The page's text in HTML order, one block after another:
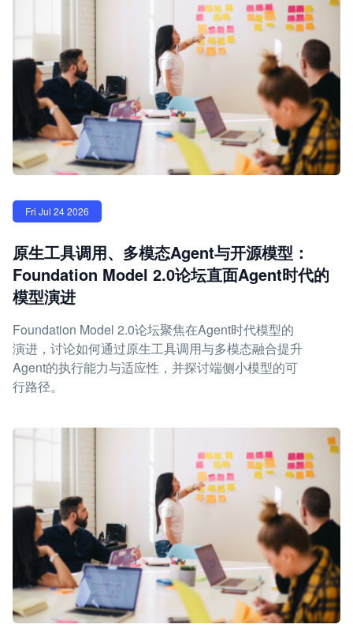
Fri Jul 24 2026
原生工具调用、多模态Agent与开源模型：
Foundation Model 2.0论坛直面Agent时代的
模型演进
Foundation Model 2.0论坛聚焦在Agent时代模型的
演进，讨论如何通过原生工具调用与多模态融合提升
Agent的执行能力与适应性，并探讨端侧小模型的可
行路径。